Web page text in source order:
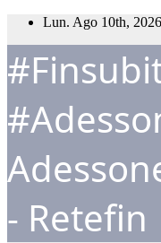
Salta
contenuto
Lun. Ago 10th, 2026
- Retefin